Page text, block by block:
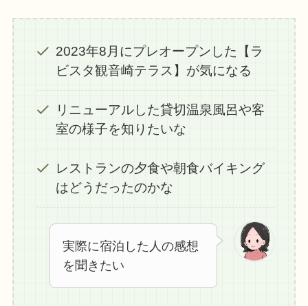
2023年8月にプレオープンした【ラ
ビスタ観音崎テラス】が気になる
リニューアルした貸切温泉風呂や客
室の様子を知りたいな
レストランの夕食や朝食バイキング
はどうだったのかな
実際に宿泊した人の感想
を聞きたい